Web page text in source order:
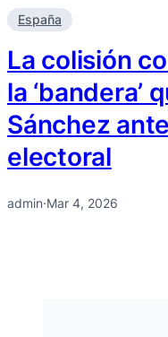
España
La colisión
la ‘bandera’
Sánchez
electoral
admin·Mar 4, 2026